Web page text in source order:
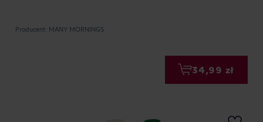
Producent: MANY MORNINGS
34,99 zł